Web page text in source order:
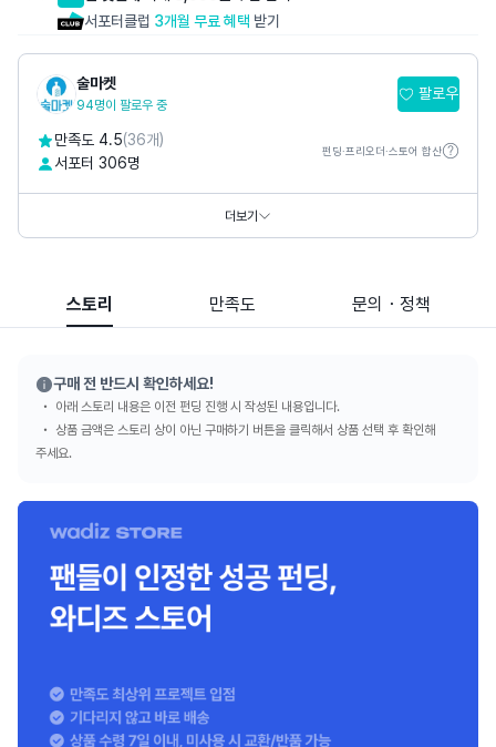
서포터클럽 3개월 무료 혜택 받기
술마켓
94명이 팔로우 중
팔로우
만족도 4.5(36개)
서포터 306명
펀딩·프리오더·스토어 합산
더보기
스토리 만족도 문의・정책
구매 전 반드시 확인하세요!
아래 스토리 내용은 이전 펀딩 진행 시 작성된 내용입니다.
상품 금액은 스토리 상이 아닌 구매하기 버튼을 클릭해서 상품 선택 후 확인해
주세요.